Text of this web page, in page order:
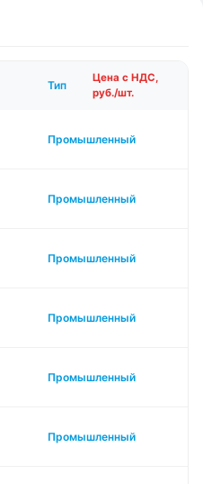
Тип
Цена с НДС,
руб./шт.
Промышленный
Промышленный
Промышленный
Промышленный
Промышленный
Промышленный